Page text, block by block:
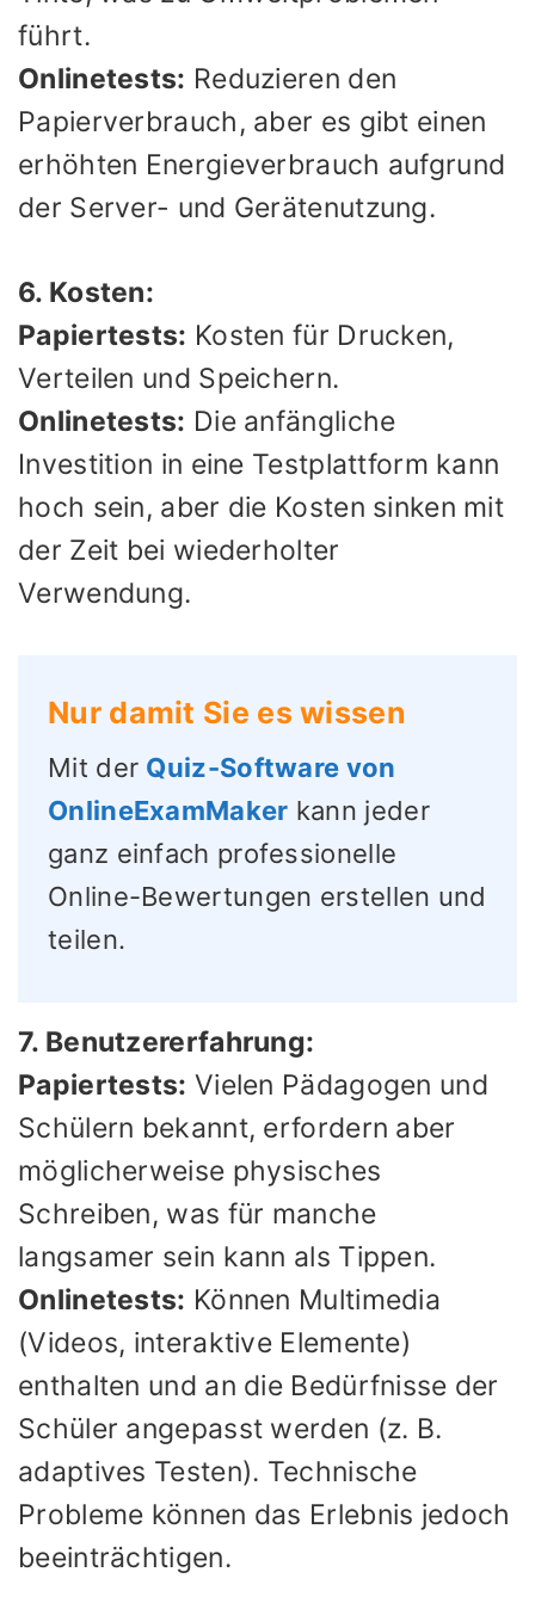
führt.
Onlinetests: Reduzieren den
Papierverbrauch, aber es gibt einen
erhöhten Energieverbrauch aufgrund
der Server- und Gerätenutzung.
6. Kosten:
Papiertests: Kosten für Drucken,
Verteilen und Speichern.
Onlinetests: Die anfängliche
Investition in eine Testplattform kann
hoch sein, aber die Kosten sinken mit
der Zeit bei wiederholter
Verwendung.
Nur damit Sie es wissen
Mit der Quiz-Software von
OnlineExamMaker kann jeder
ganz einfach professionelle
Online-Bewertungen erstellen und
teilen.
7. Benutzererfahrung:
Papiertests: Vielen Pädagogen und
Schülern bekannt, erfordern aber
möglicherweise physisches
Schreiben, was für manche
langsamer sein kann als Tippen.
Onlinetests: Können Multimedia
(Videos, interaktive Elemente)
enthalten und an die Bedürfnisse der
Schüler angepasst werden (z. B.
adaptives Testen). Technische
Probleme können das Erlebnis jedoch
beeinträchtigen.